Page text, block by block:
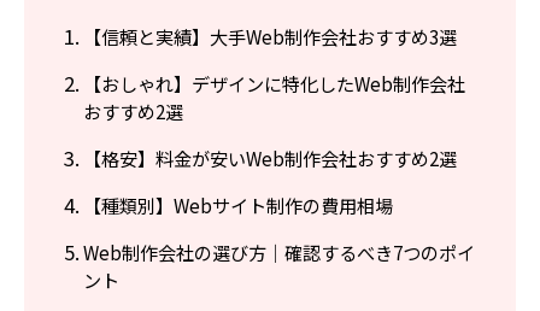
【信頼と実績】大手Web制作会社おすすめ3選
【おしゃれ】デザインに特化したWeb制作会社
おすすめ2選
【格安】料金が安いWeb制作会社おすすめ2選
【種類別】Webサイト制作の費用相場
Web制作会社の選び方｜確認するべき7つのポイ
ント